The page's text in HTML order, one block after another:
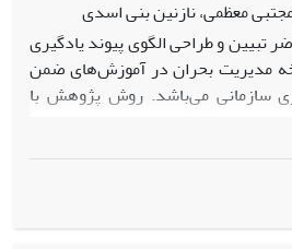
معظمی، نازنین بنی اسدی
و طراحی الگوی پیوند یادگیری
مدیریت بحران در آموزش‌های ضمن
سازمانی می‌باشد. روش پژوهش با
و از حیث شیوه اجرا، کیفی، از نوع
مدیریت آموزشی، یادگیری سازمانی
می باشد. ابزار گردآوری پژوهش